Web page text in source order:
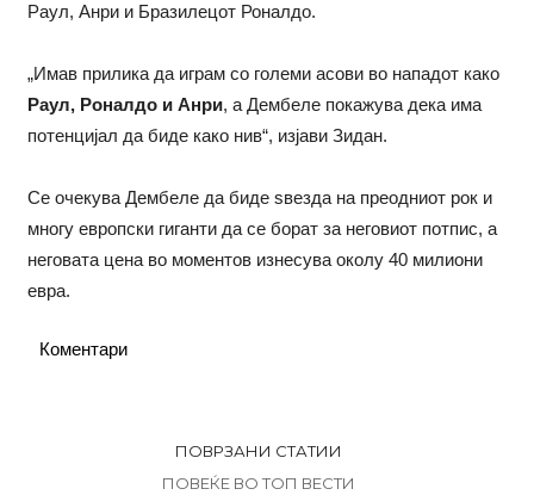
Раул, Анри и Бразилецот Роналдо.
„Имав прилика да играм со големи асови во нападот како
Раул, Роналдо и Анри, а Дембеле покажува дека има
потенцијал да биде како нив“, изјави Зидан.
Се очекува Дембеле да биде ѕвезда на преодниот рок и
многу европски гиганти да се борат за неговиот потпис, а
неговата цена во моментов изнесува околу 40 милиони
евра.
Коментари
ПОВРЗАНИ СТАТИИ
ПОВЕЌЕ ВО ТОП ВЕСТИ